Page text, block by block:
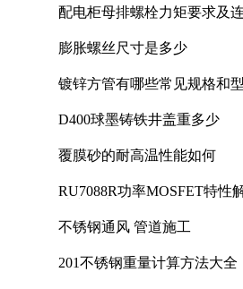
配电柜母排螺栓力矩要求及
膨胀螺丝尺寸是多少
镀锌方管有哪些常见规格和
D400球墨铸铁井盖重多少
覆膜砂的耐高温性能如何
RU7088R功率MOSFET特性
不锈钢通风 管道施工
201不锈钢重量计算方法大全